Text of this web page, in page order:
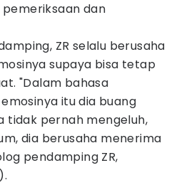
dan
ZR selalu berusaha
supaya bisa tetap
"Dalam bahasa
itu dia buang
tidak pernah mengeluh,
dia berusaha menerima
pendamping ZR,